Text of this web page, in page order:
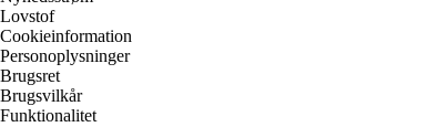
Lovstof
Cookieinformation
Personoplysninger
Brugsret
Brugsvilkår
Funktionalitet